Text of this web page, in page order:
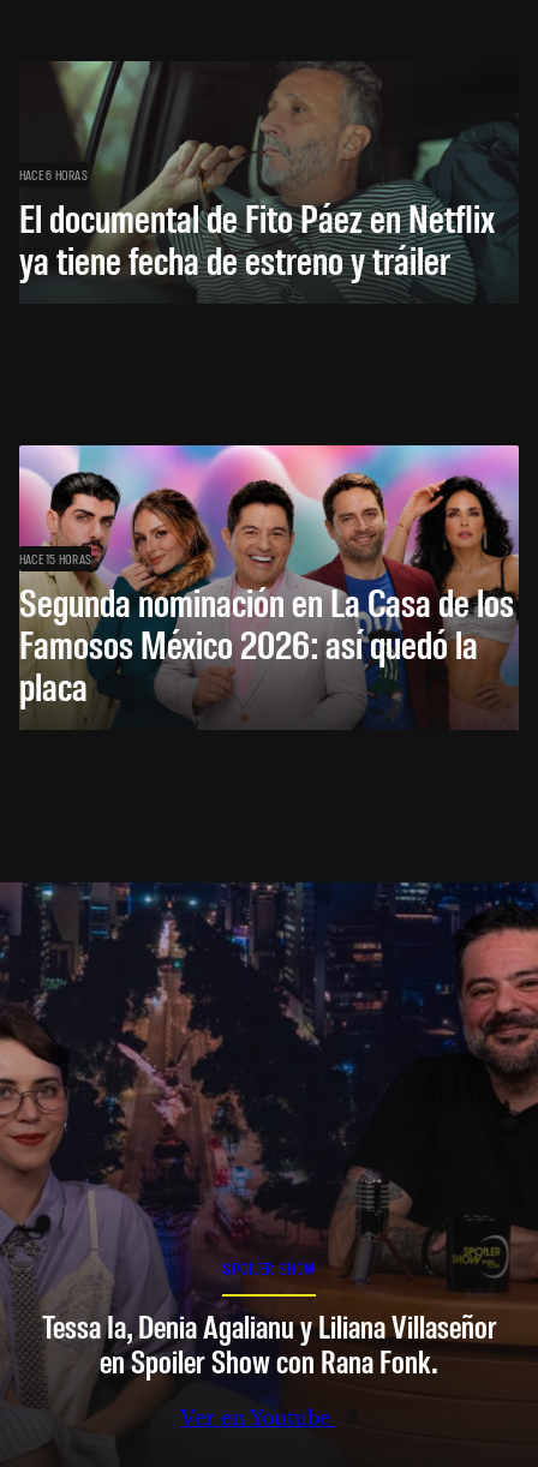
HACE 6 HORAS
El documental de Fito Páez en Netflix
ya tiene fecha de estreno y tráiler
HACE 15 HORAS
Segunda nominación en La Casa de los
Famosos México 2026: así quedó la
placa
SPOILER SHOW
Tessa Ia, Denia Agalianu y Liliana Villaseñor
en Spoiler Show con Rana Fonk.
Ver en Youtube